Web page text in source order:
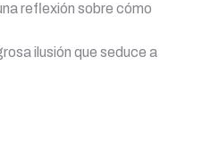
reflexión sobre cómo
ilusión que seduce a